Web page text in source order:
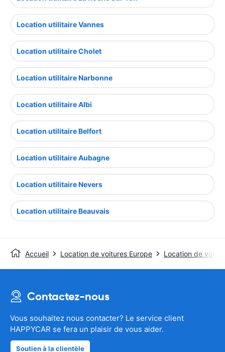
Location utilitaire Vannes
Location utilitaire Cholet
Location utilitaire Narbonne
Location utilitaire Albi
Location utilitaire Belfort
Location utilitaire Aubagne
Location utilitaire Nevers
Location utilitaire Beauvais
Accueil Location de voitures Europe Location de
Contactez-nous
Vous souhaitez nous contacter? Le service client
HAPPYCAR se fera un plaisir de vous aider.
Soutien à la clientèle